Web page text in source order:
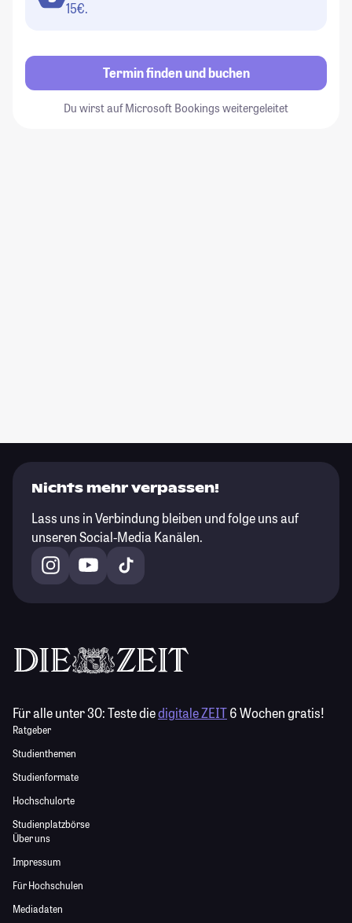
15€.
Termin finden und buchen
Du wirst auf Microsoft Bookings weitergeleitet
Nichts mehr verpassen!
Lass uns in Verbindung bleiben und folge uns auf
unseren Social-Media Kanälen.
Für alle unter 30:Teste diedigitale ZEIT6 Wochen gratis!
Ratgeber
Studienthemen
Studienformate
Hochschulorte
Studienplatzbörse
Über uns
Impressum
Für Hochschulen
Mediadaten